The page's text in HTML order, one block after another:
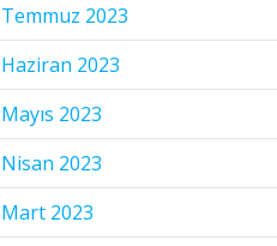
Temmuz 2023
Haziran 2023
Mayıs 2023
Nisan 2023
Mart 2023